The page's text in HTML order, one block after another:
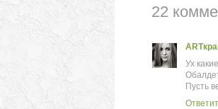
22
Ух
Пусть